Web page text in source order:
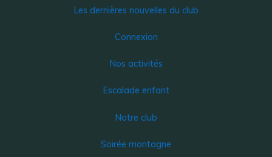
Les dernières nouvelles du club
Connexion
Nos activités
Escalade enfant
Notre club
Soirée montagne